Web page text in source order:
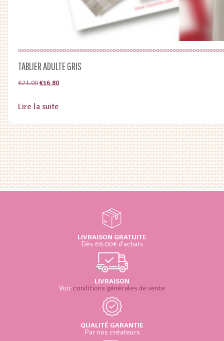
TABLIER ADULTE GRIS
€21.00Le
initial
€21.00.
€16.80Le
€16.80.
Lire la suite
LIVRAISON GRATUITE
Dès 69.00€ d'achats
LIVRAISON
Voir conditions générales de vente
QUALITÉ GARANTIE
Par nos créateurs